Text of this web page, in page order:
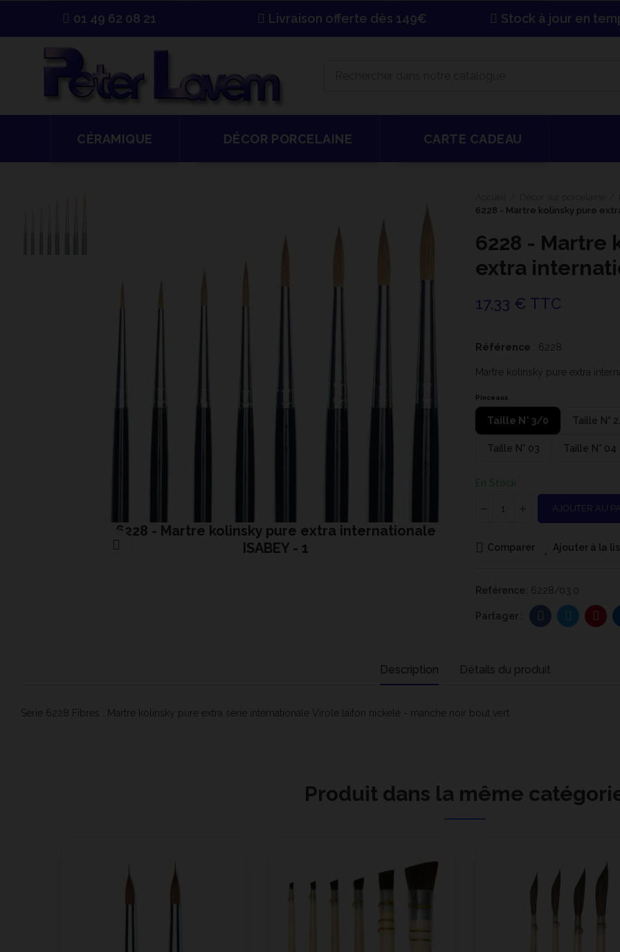
01 49 62 08 21 Livraison offerte dès 149€ Stock à jour en
CÉRAMIQUE DÉCOR PORCELAINE CARTE CADEAU
6228 - Martre kolinsky pure extra internationale
ISABEY - 1
6228 - Martre kolinsky pure
6228 - Martre
extra
17,33 € TTC
Référence : 6228
Martre kolinsky pure extra
Pinceaux
Taille N° 3/0 Taille N°
Taille N° 03 Taille N° 04
En Stock
AJOUTER AU
Comparer Ajouter à la
Reférence: 6228/03.0
Description Détails du produit
Série 6228 Fibres : Martre kolinsky pure extra série internationale Virole laiton nickelé - manche noir bout vert
Produit dans la même